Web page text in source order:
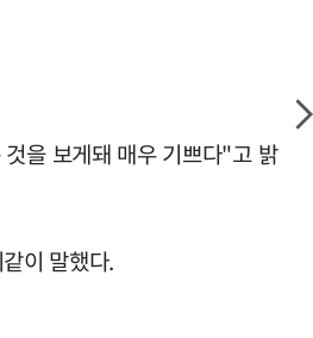
을 보게돼 매우 기쁘다"고 밝
이 말했다.